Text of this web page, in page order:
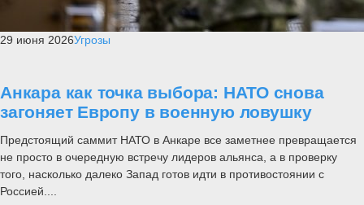
29 июня 2026Угрозы
Анкара как точка выбора: НАТО снова
загоняет Европу в военную ловушку
Предстоящий саммит НАТО в Анкаре все заметнее превращается
не просто в очередную встречу лидеров альянса, а в проверку
того, насколько далеко Запад готов идти в противостоянии с
Россией....